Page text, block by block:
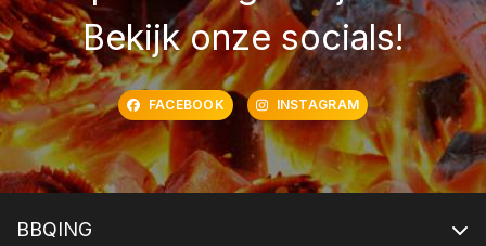
Bekijk onze socials!
FACEBOOK INSTAGRAM
BBQING